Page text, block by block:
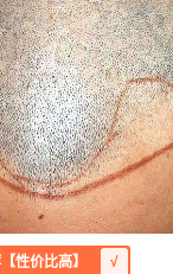
性价比高】